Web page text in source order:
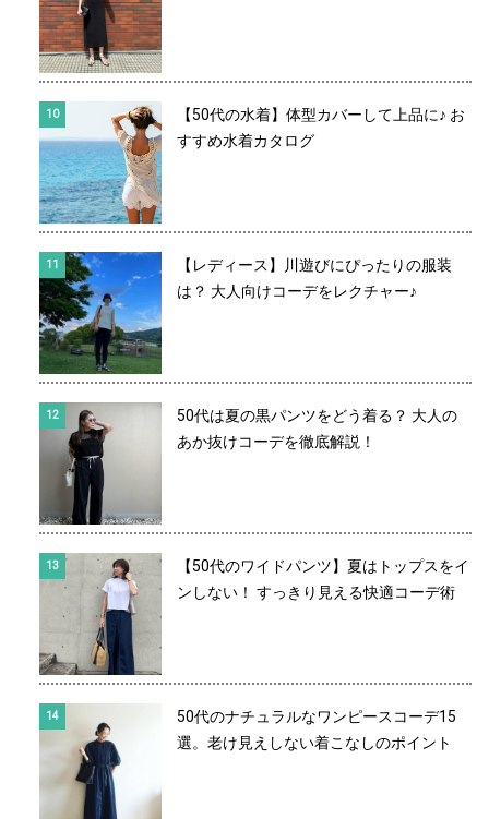
【50代の水着】体型カバーして上品に♪ お
すすめ水着カタログ
【レディース】川遊びにぴったりの服装
は？ 大人向けコーデをレクチャー♪
50代は夏の黒パンツをどう着る？ 大人の
あか抜けコーデを徹底解説！
【50代のワイドパンツ】夏はトップスをイ
ンしない！ すっきり見える快適コーデ術
50代のナチュラルなワンピースコーデ15
選。老け見えしない着こなしのポイント